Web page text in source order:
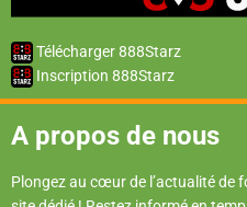
Télécharger 888Starz
Inscription 888Starz
A propos de nous
Plongez au cœur de l’actualité de